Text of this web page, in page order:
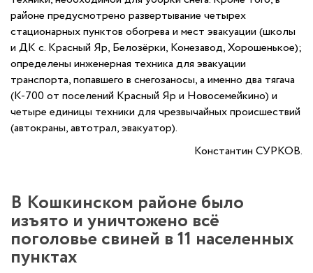
районе предусмотрено развертывание четырех
стационарных пунктов обогрева и мест эвакуации (школы
и ДК с. Красный Яр, Белозёрки, Конезавод, Хорошенькое);
определены инженерная техника для эвакуации
транспорта, попавшего в снегозаносы, а именно два тягача
(К-700 от поселений Красный Яр и Новосемейкино) и
четыре единицы техники для чрезвычайных происшествий
(автокраны, автотрал, эвакуатор).
Константин СУРКОВ.
В Кошкинском районе было
изъято и уничтожено всё
поголовье свиней в 11 населенных
пунктах